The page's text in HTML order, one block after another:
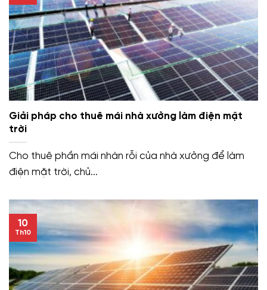
Giải pháp cho thuê mái nhà xưởng làm điện mặt
trời
Cho thuê phần mái nhàn rỗi của nhà xưởng để làm
điện mặt trời, chủ...
10
Th10